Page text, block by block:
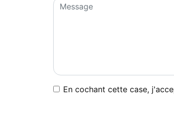
En cochant cette case,